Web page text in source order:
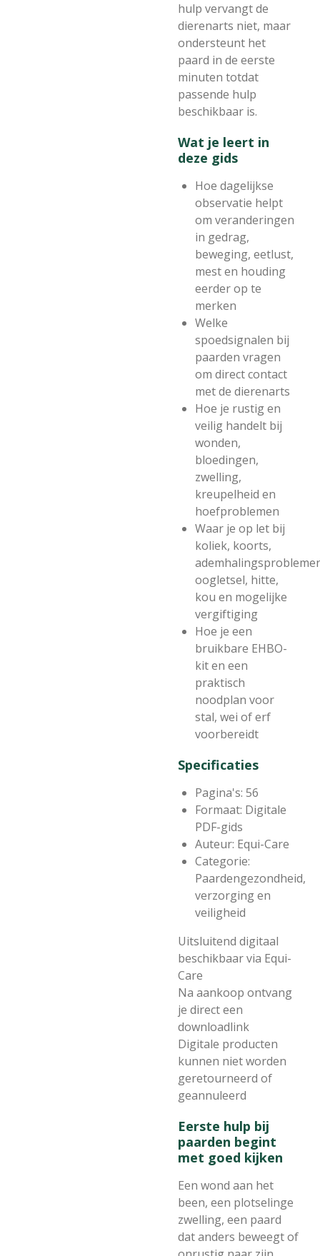
hulp vervangt de
dierenarts niet, maar
ondersteunt het
paard in de eerste
minuten totdat
passende hulp
beschikbaar is.
Wat je leert in
deze gids
Hoe dagelijkse
observatie helpt
om veranderingen
in gedrag,
beweging, eetlust,
mest en houding
eerder op te
merken
Welke
spoedsignalen bij
paarden vragen
om direct contact
met de dierenarts
Hoe je rustig en
veilig handelt bij
wonden,
bloedingen,
zwelling,
kreupelheid en
hoefproblemen
Waar je op let bij
koliek, koorts,
oogletsel, hitte,
kou en mogelijke
vergiftiging
Hoe je een
bruikbare EHBO-
kit en een
praktisch
noodplan voor
stal, wei of erf
voorbereidt
Specificaties
Pagina's: 56
Formaat: Digitale
PDF-gids
Auteur: Equi-Care
Categorie:
Paardengezondheid,
verzorging en
veiligheid
Uitsluitend digitaal
beschikbaar via Equi-
Care
Na aankoop ontvang
je direct een
downloadlink
Digitale producten
kunnen niet worden
geretourneerd of
geannuleerd
Eerste hulp bij
paarden begint
met goed kijken
Een wond aan het
been, een plotselinge
zwelling, een paard
dat anders beweegt of